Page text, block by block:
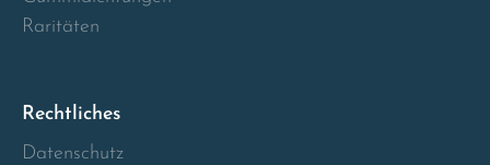
Raritäten
Rechtliches
Datenschutz
Norway